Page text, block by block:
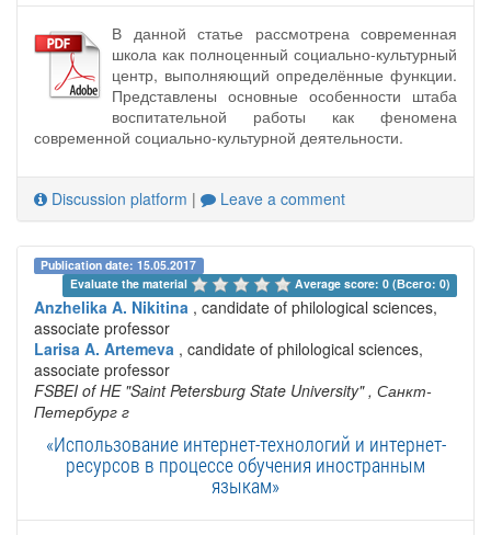
В данной статье рассмотрена современная
школа как полноценный социально-культурный
центр, выполняющий определённые функции.
Представлены основные особенности штаба
воспитательной работы как феномена
современной социально-культурной деятельности.
Discussion platform | Leave a comment
Publication date: 15.05.2017
Evaluate the material
Average score: 0 (Всего: 0)
Anzhelika A. Nikitina , candidate of philological sciences,
associate professor
Larisa A. Artemeva , candidate of philological sciences,
associate professor
FSBEI of HE "Saint Petersburg State University" , Санкт-
Петербург г
«Использование интернет-технологий и интернет-
ресурсов в процессе обучения иностранным
языкам»